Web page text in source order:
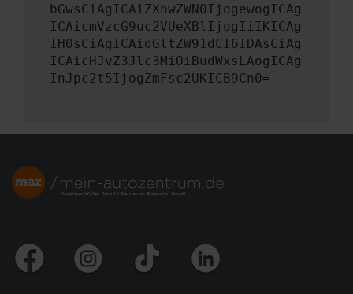
bGwsCiAgICAiZXhwZWN0IjogewogICAg
ICAicmVzcG9uc2VUeXBlIjogIiIKICAg
IH0sCiAgICAidGltZW91dCI6IDAsCiAg
ICAicHJvZ3Jlc3MiOiBudWxsLAogICAg
InJpc2t5IjogZmFsc2UKICB9Cn0=